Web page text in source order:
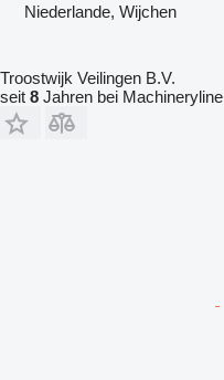
Niederlande, Wijchen
Troostwijk Veilingen B.V.
seit 8 Jahren bei Machineryline